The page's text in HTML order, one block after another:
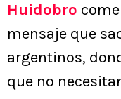
Huidobro
mensaje que
argentinos,
que no